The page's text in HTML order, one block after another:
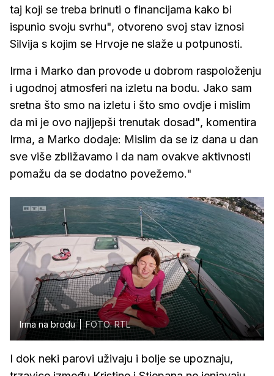
taj koji se treba brinuti o financijama kako bi
ispunio svoju svrhu", otvoreno svoj stav iznosi
Silvija s kojim se Hrvoje ne slaže u potpunosti.
Irma i Marko dan provode u dobrom raspoloženju
i ugodnoj atmosferi na izletu na bodu. Jako sam
sretna što smo na izletu i što smo ovdje i mislim
da mi je ovo najljepši trenutak dosad", komentira
Irma, a Marko dodaje: Mislim da se iz dana u dan
sve više zbližavamo i da nam ovakve aktivnosti
pomažu da se dodatno povežemo."
Irma na brodu FOTO: RTL
I dok neki parovi uživaju i bolje se upoznaju,